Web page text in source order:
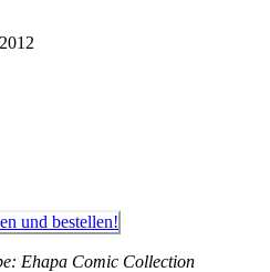
Ehapa Comic Collection